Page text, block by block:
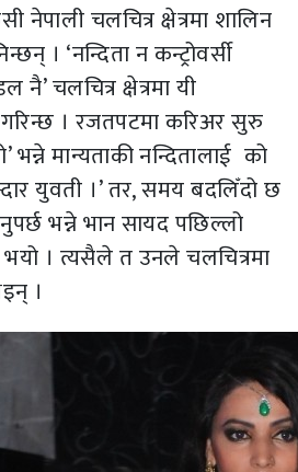
नेपाली चलचित्र क्षेत्रमा शालिन
। ‘नन्दिता न कन्ट्रोवर्सी
नै’ चलचित्र क्षेत्रमा यी
गरिन्छ । रजतपटमा करिअर सुरु
भन्ने मान्यताकी नन्दितालाई को
युवती ।’ तर, समय बदलिँदो छ
भन्ने भान सायद पछिल्लो
। त्यसैले त उनले चलचित्रमा
।